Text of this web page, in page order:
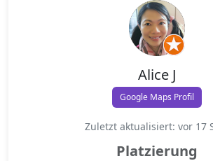
Alice J
Google Maps Profil
Zuletzt aktualisiert: vor 17
Platzierung